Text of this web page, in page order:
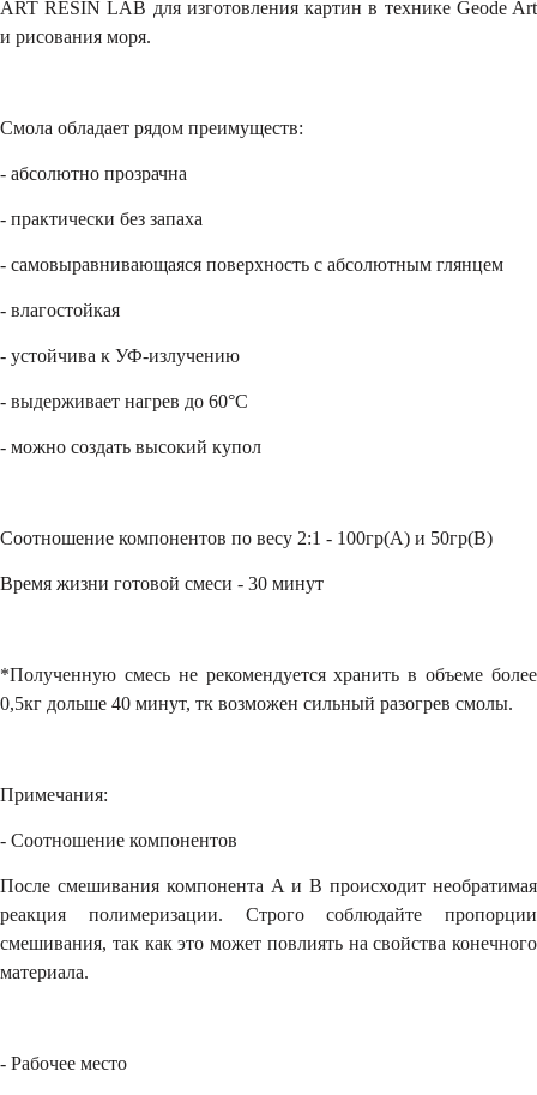
ART RESIN LAB для изготовления картин в технике Geode Art
и рисования моря.
Смола обладает рядом преимуществ:
- абсолютно прозрачна
- практически без запаха
- самовыравнивающаяся поверхность с абсолютным глянцем
- влагостойкая
- устойчива к УФ-излучению
- выдерживает нагрев до 60°С
- можно создать высокий купол
Соотношение компонентов по весу 2:1 - 100гр(А) и 50гр(В)
Время жизни готовой смеси - 30 минут
*Полученную смесь не рекомендуется хранить в объеме более
0,5кг дольше 40 минут, тк возможен сильный разогрев смолы.
Примечания:
- Соотношение компонентов
После смешивания компонента А и В происходит необратимая
реакция полимеризации. Строго соблюдайте пропорции
смешивания, так как это может повлиять на свойства конечного
материала.
- Рабочее место